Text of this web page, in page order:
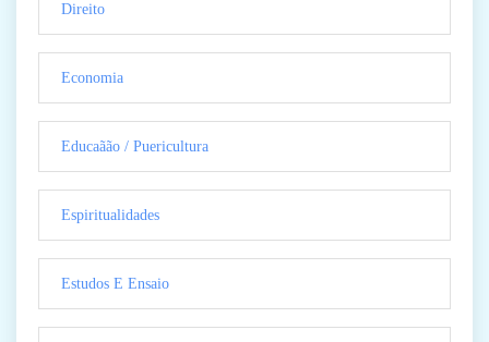
Direito
Economia
Educaãão / Puericultura
Espiritualidades
Estudos E Ensaio